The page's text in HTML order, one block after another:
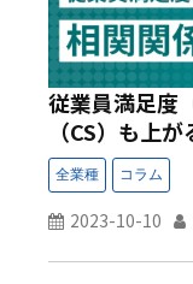
従業員満足度
（CS）も上
2023-10-10